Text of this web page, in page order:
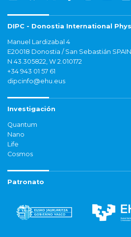
DIPC - Donostia International
Manuel Lardizabal 4
E20018 Donostia / San Sebastián SPAIN
N 43.305822, W 2.010172
+34 943 01 57 61
dipcinfo@ehu.eus
Investigación
Quantum
Nano
Life
Cosmos
Patronato